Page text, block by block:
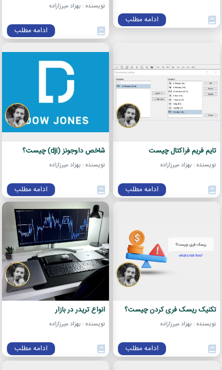
ادامه مطلب
نویسنده : بهزاد میرزازاده
ادامه مطلب
تایم فریم فراکتال چیست
نویسنده : بهزاد میرزازاده
ادامه مطلب
شاخص داوجونز (dji) چیست؟
نویسنده : بهزاد میرزازاده
ادامه مطلب
تکنیک ریسک فری کردن چیست؟
نویسنده : بهزاد میرزازاده
ادامه مطلب
انواع تریدر در بازار
نویسنده : بهزاد میرزازاده
ادامه مطلب